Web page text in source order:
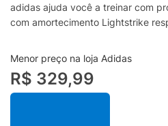
adidas ajuda você a treinar com
com amortecimento Lightstrike
que oferece tração em estrada
elástica sintética é respirável e
você continue acelerando seu
menos 20% de materiais
podemos reutilizar materiais já
Menor preço na loja Adidas
R$ 329,99